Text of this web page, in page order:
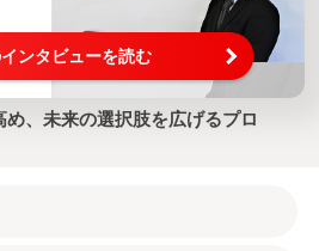
ンタビューを読む
、未来の選択肢を広げるプロ